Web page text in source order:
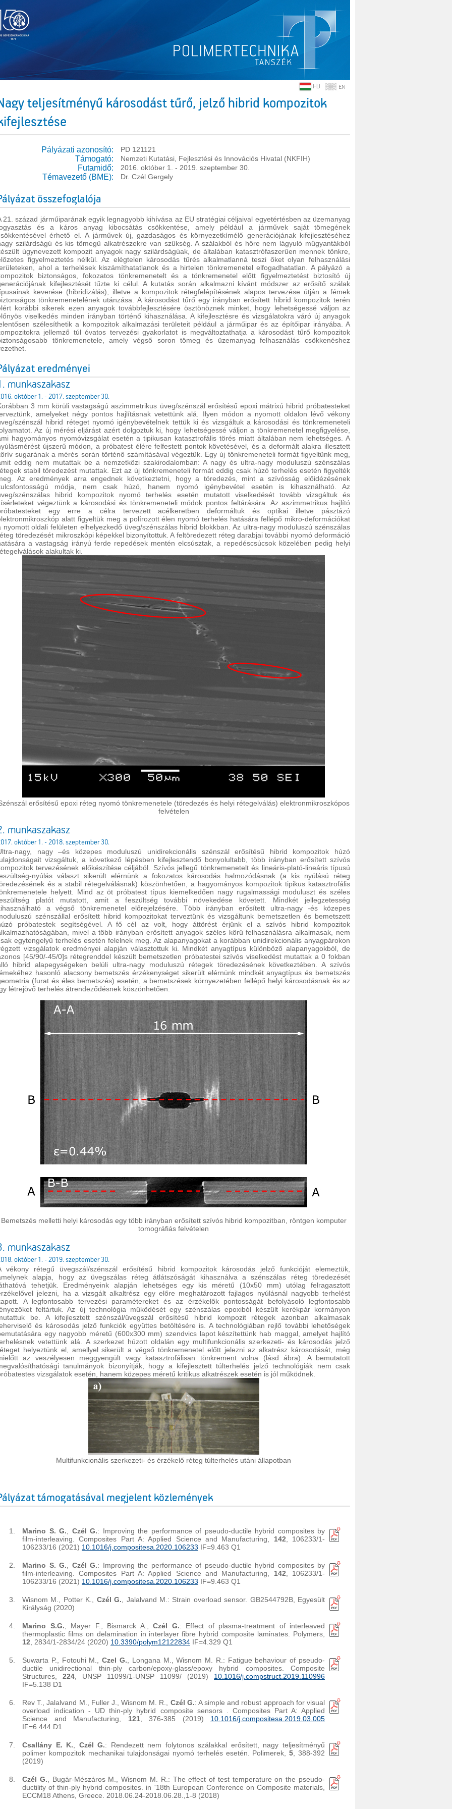
teljesítményű károsodást tűrő, jelző hibrid kompozitok
Pályázati azonosító: PD 121121
Támogató: Nemzeti Kutatási, Fejlesztési és Innovációs Hivatal (NKFIH)
Futamidő: 2016. október 1. - 2019. szeptember 30.
Témavezető (BME): Dr. Czél Gergely
összefoglalója
21. század járműiparának egyik legnagyobb kihívása az EU stratégiai céljaival egyetértésben az üzemanyag
és a káros anyag kibocsátás csökkentése, amely például a járművek saját tömegének
érhető el. A járművek új, gazdaságos és környezetkímélő generációjának kifejlesztéséhez
szilárdságú és kis tömegű alkatrészekre van szükség. A szálakból és hőre nem lágyuló műgyantákból
úgynevezett kompozit anyagok nagy szilárdságúak, de általában katasztrófaszerűen mennek tönkre,
figyelmeztetés nélkül. Az elégtelen károsodás tűrés alkalmatlanná teszi őket olyan felhasználási
ahol a terhelések kiszámíthatatlanok és a hirtelen tönkremenetel elfogadhatatlan. A pályázó a
biztonságos, fokozatos tönkremenetelt és a tönkremenetel előtt figyelmeztetést biztosító új
kifejlesztését tűzte ki célul. A kutatás során alkalmazni kívánt módszer az erősítő szálak
keverése (hibridizálás), illetve a kompozitok rétegfelépítésének alapos tervezése útján a fémek
tönkremenetelének utánzása. A károsodást tűrő egy irányban erősített hibrid kompozitok terén
korábbi sikerek ezen anyagok továbbfejlesztésére ösztönöznek minket, hogy lehetségessé váljon az
viselkedés minden irányban történő kihasználása. A kifejlesztésre és vizsgálatokra váró új anyagok
szélesíthetik a kompozitok alkalmazási területeit például a járműipar és az építőipar irányába. A
jellemző túl óvatos tervezési gyakorlatot is megváltoztathatja a károsodást tűrő kompozitok
tönkremenetele, amely végső soron tömeg és üzemanyag felhasználás csökkenéshez
eredményei
munkaszakasz
október 1. - 2017. szeptember 30.
3 mm körüli vastagságú aszimmetrikus üveg/szénszál erősítésű epoxi mátrixú hibrid próbatesteket
amelyeket négy pontos hajlításnak vetettünk alá. Ilyen módon a nyomott oldalon lévő vékony
szénszál hibrid réteget nyomó igénybevételnek tettük ki és vizsgáltuk a károsodási és tönkremeneteli
Az új mérési eljárást azért dolgoztuk ki, hogy lehetségessé váljon a tönkremenetel megfigyelése,
hagyományos nyomóvizsgálat esetén a tipikusan katasztrofális törés miatt általában nem lehetséges. A
újszerű módon, a próbatest élére felfestett pontok követésével, és a deformált alakra illesztett
sugarának a mérés során történő számításával végeztük. Egy új tönkremeneteli formát figyeltünk meg,
eddig nem mutattak be a nemzetközi szakirodalomban: A nagy és ultra-nagy moduluszú szénszálas
stabil töredezést mutattak. Ezt az új tönkremeneteli formát eddig csak húzó terhelés esetén figyelték
Az eredmények arra engednek következtetni, hogy a töredezés, mint a szívósság előidézésének
módja, nem csak húzó, hanem nyomó igénybevétel esetén is kihasználható. Az
szénszálas hibrid kompozitok nyomó terhelés esetén mutatott viselkedését tovább vizsgáltuk és
végeztünk a károsodási és tönkremeneteli módok pontos feltárására. Az aszimmetrikus hajlító
egy erre a célra tervezett acélkeretben deformáltuk és optikai illetve pásztázó
alatt figyeltük meg a polírozott élen nyomó terhelés hatására fellépő mikro-deformációkat
nyomott oldali felületen elhelyezkedő üveg/szénszálas hibrid blokkban. Az ultra-nagy moduluszú szénszálas
töredezését mikroszkópi képekkel bizonyítottuk. A feltöredezett réteg darabjai további nyomó deformáció
a vastagság irányú ferde repedések mentén elcsúsztak, a repedéscsúcsok közelében pedig helyi
alakultak ki.
erősítésű epoxi réteg nyomó tönkremenetele (töredezés és helyi rétegelválás) elektronmikroszkópos
felvételen
munkaszakasz
október 1. - 2018. szeptember 30.
nagy, nagy –és közepes moduluszú unidirekcionális szénszál erősítésű hibrid kompozitok húzó
vizsgáltuk, a következő lépésben kifejlesztendő bonyolultabb, több irányban erősített szívós
tervezésének előkészítése céljából. Szívós jellegű tönkremenetelt és lineáris-plató-lineáris típusú
nyúlás választ sikerült elérnünk a fokozatos károsodás halmozódásnak (a kis nyúlású réteg
és a stabil rétegelválásnak) köszönhetően, a hagyományos kompozitok tipikus katasztrofális
helyett. Mind az öt próbatest típus kiemelkedően nagy rugalmassági moduluszt és széles
platót mutatott, amit a feszültség további növekedése követett. Mindkét jellegzetesség
a végső tönkremenetel előrejelzésére. Több irányban erősített ultra-nagy -és közepes
szénszállal erősített hibrid kompozitokat terveztünk és vizsgáltunk bemetszetlen és bemetszett
próbatestek segítségével. A fő cél az volt, hogy áttörést érjünk el a szívós hibrid kompozitok
mivel a több irányban erősített anyagok széles körű felhasználásra alkalmasak, nem
egytengelyű terhelés esetén felelnek meg. Az alapanyagokat a korábban unidirekcionális anyagpárokon
vizsgálatok eredményei alapján választottuk ki. Mindkét anyagtípus különböző alapanyagokból, de
[45/90/-45/0]s rétegrenddel készült bemetszetlen próbatestei szívós viselkedést mutattak a 0 fokban
hibrid alapegységeken belüli ultra-nagy moduluszú rétegek töredezésének következtében. A szívós
hasonló alacsony bemetszés érzékenységet sikerült elérnünk mindkét anyagtípus és bemetszés
(furat és éles bemetszés) esetén, a bemetszések környezetében fellépő helyi károsodásnak és az
létrejövő terhelés átrendeződésnek köszönhetően.
Bemetszés melletti helyi károsodás egy több irányban erősített szívós hibrid kompozitban, röntgen komputer
tomográfiás felvételen
munkaszakasz
október 1. - 2019. szeptember 30.
vékony rétegű üvegszál/szénszál erősítésű hibrid kompozitok károsodás jelző funkcióját elemeztük,
alapja, hogy az üvegszálas réteg átlátszóságát kihasználva a szénszálas réteg töredezését
tehetjük. Eredményeink alapján lehetséges egy kis méretű (10x50 mm) utólag felragasztott
jelezni, ha a vizsgált alkaltrész egy előre meghatározott fajlagos nyúlásnál nagyobb terhelést
A legfontosabb tervezési paramétereket és az érzékelők pontosságát befolyásoló legfontosabb
feltártuk. Az új technológia működését egy szénszálas epoxiból készült kerékpár kormányon
be. A kifejlesztett szénszál/üvegszál erősítésű hibrid kompozit rétegek azonban alkalmasak
és károsodás jelző funkciók együttes betöltésére is. A technológiában rejlő további lehetőségek
egy nagyobb méretű (600x300 mm) szendvics lapot készítettünk hab maggal, amelyet hajlító
vetettünk alá. A szerkezet húzott oldalán egy multifunkcionális szerkezeti- és károsodás jelző
helyeztünk el, amellyel sikerült a végső tönkremenetel előtt jelezni az alkatrész károsodását, még
az veszélyesen meggyengült vagy katasztrofálisan tönkrement volna (lásd ábra). A bemutatott
tanulmányok bizonyítják, hogy a kifejlesztett túlterhelés jelző technológiák nem csak
vizsgálatok esetén, hanem közepes méretű kritikus alkatrészek esetén is jól működnek.
Multifunkcionális szerkezeti- és érzékelő réteg túlterhelés utáni állapotban
támogatásával megjelent közlemények
Marino S. G. Czél G.: Improving the performance of pseudo-ductile hybrid composites by
film-interleaving. Composites Part A: Applied Science and Manufacturing, 142 , 106233/1-
106233/16 (2021) 10.1016/j.compositesa.2020.106233 IF=9.463 Q1
Marino S. G. Czél G.: Improving the performance of pseudo-ductile hybrid composites by
film-interleaving. Composites Part A: Applied Science and Manufacturing, 142 , 106233/1-
106233/16 (2021) 10.1016/j.compositesa.2020.106233 IF=9.463 Q1
Wisnom M., Potter K., Czél G. , Jalalvand M.: Strain overload sensor. GB2544792B, Egyesült
Királyság (2020)
Marino S.G. , Mayer F., Bismarck A., Czél G.: Effect of plasma-treatment of interleaved
thermoplastic films on delamination in interlayer fibre hybrid composite laminates. Polymers,
12 , 2834/1-2834/24 (2020) 10.3390/polym12122834 IF=4.329 Q1
Suwarta P., Fotouhi M.,Czel G. , Longana M., Wisnom M. R.: Fatigue behaviour of pseudo-
ductile unidirectional thin-ply carbon/epoxy-glass/epoxy hybrid composites. Composite
Structures, 224 , UNSP 11099/1-UNSP 11099/ (2019) 10.1016/j.compstruct.2019.110996
IF=5.138 D1
Rev T., Jalalvand M., Fuller J., Wisnom M. R., Czél G.: A simple and robust approach for visual
overload indication - UD thin-ply hybrid composite sensors . Composites Part A: Applied
Science and Manufacturing, 121, 376-385 (2019) 10.1016/j.compositesa.2019.03.005
IF=6.444 D1
Csallány E. K. Czél G.: Rendezett nem folytonos szálakkal erősített, nagy teljesítményű
polimer kompozitok mechanikai tulajdonságai nyomó terhelés esetén. Polimerek,5 , 388-392
(2019)
Czél G. , Bugár-Mészáros M., Wisnom M. R.: The effect of test temperature on the pseudo-
ductility of thin-ply hybrid composites. in '18th European Conference on Composite materials,
ECCM18 Athens, Greece. 2018.06.24-2018.06.28.,1-8 (2018)